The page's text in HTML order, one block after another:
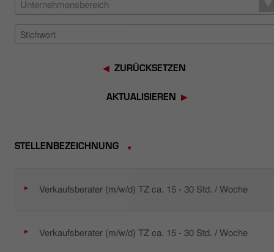
Unternehmensbereich
ZURÜCKSETZEN
AKTUALISIEREN
STELLENBEZEICHNUNG
Verkaufsberater (m/w/d) TZ ca. 15 - 30 Std. / Woche
Verkaufsberater (m/w/d) TZ ca. 15 - 30 Std. / Woche